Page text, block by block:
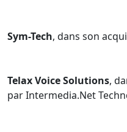
Sym-Tech, dans son
Telax Voice Solutions,
par Intermedia.Net